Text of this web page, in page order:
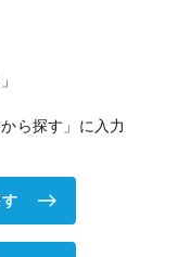
ら探す」に入力